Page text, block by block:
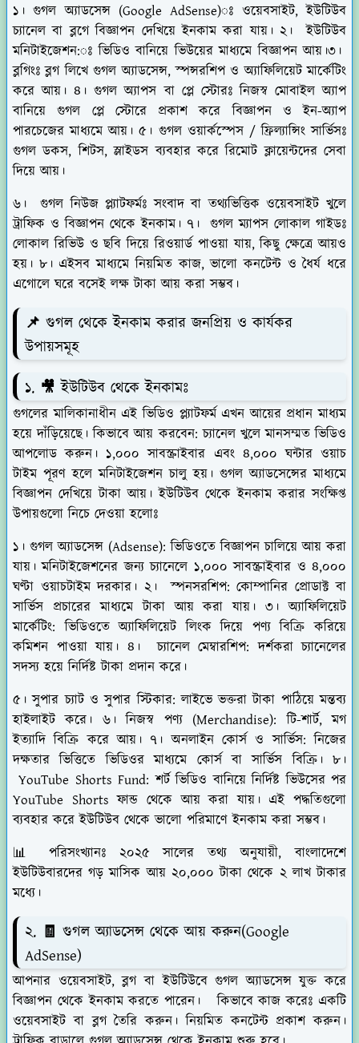
১। গুগল অ্যাডসেন্স (Google AdSense)ঃ ওয়েবসাইট, ইউটিউব
চ্যানেল বা ব্লগে বিজ্ঞাপন দেখিয়ে ইনকাম করা যায়। ২। ইউটিউব
মনিটাইজেশন:ঃ ভিডিও বানিয়ে ভিউয়ের মাধ্যমে বিজ্ঞাপন আয়।৩।
ব্লগিংঃ ব্লগ লিখে গুগল অ্যাডসেন্স, স্পন্সরশিপ ও অ্যাফিলিয়েট মার্কেটিং
করে আয়। ৪। গুগল অ্যাপস বা প্লে স্টোরঃ নিজস্ব মোবাইল অ্যাপ
বানিয়ে গুগল প্লে স্টোরে প্রকাশ করে বিজ্ঞাপন ও ইন-অ্যাপ
পারচেজের মাধ্যমে আয়। ৫। গুগল ওয়ার্কস্পেস / ফ্রিল্যান্সিং সার্ভিসঃ
গুগল ডকস, শিটস, স্লাইডস ব্যবহার করে রিমোট ক্লায়েন্টদের সেবা
দিয়ে আয়।
৬। গুগল নিউজ প্ল্যাটফর্মঃ সংবাদ বা তথ্যভিত্তিক ওয়েবসাইট খুলে
ট্রাফিক ও বিজ্ঞাপন থেকে ইনকাম। ৭। গুগল ম্যাপস লোকাল গাইডঃ
লোকাল রিভিউ ও ছবি দিয়ে রিওয়ার্ড পাওয়া যায়, কিছু ক্ষেত্রে আয়ও
হয়। ৮। এইসব মাধ্যমে নিয়মিত কাজ, ভালো কনটেন্ট ও ধৈর্য ধরে
এগোলে ঘরে বসেই লক্ষ টাকা আয় করা সম্ভব।
📌 গুগল থেকে ইনকাম করার জনপ্রিয় ও কার্যকর
উপায়সমূহ
১. 🎥 ইউটিউব থেকে ইনকামঃ
গুগলের মালিকানাধীন এই ভিডিও প্ল্যাটফর্ম এখন আয়ের প্রধান মাধ্যম
হয়ে দাঁড়িয়েছে। কিভাবে আয় করবেন: চ্যানেল খুলে মানসম্মত ভিডিও
আপলোড করুন। ১,০০০ সাবস্ক্রাইবার এবং ৪,০০০ ঘন্টার ওয়াচ
টাইম পূরণ হলে মনিটাইজেশন চালু হয়। গুগল অ্যাডসেন্সের মাধ্যমে
বিজ্ঞাপন দেখিয়ে টাকা আয়। ইউটিউব থেকে ইনকাম করার সংক্ষিপ্ত
উপায়গুলো নিচে দেওয়া হলোঃ
১। গুগল অ্যাডসেন্স (Adsense): ভিডিওতে বিজ্ঞাপন চালিয়ে আয় করা
যায়। মনিটাইজেশনের জন্য চ্যানেলে ১,০০০ সাবস্ক্রাইবার ও ৪,০০০
ঘণ্টা ওয়াচটাইম দরকার। ২।
স্পনসরশিপ: কোম্পানির প্রোডাক্ট বা
সার্ভিস প্রচারের মাধ্যমে টাকা আয় করা যায়। ৩। অ্যাফিলিয়েট
মার্কেটিং: ভিডিওতে অ্যাফিলিয়েট লিংক দিয়ে পণ্য বিক্রি করিয়ে
কমিশন পাওয়া যায়। ৪। চ্যানেল মেম্বারশিপ: দর্শকরা চ্যানেলের
সদস্য হয়ে নির্দিষ্ট টাকা প্রদান করে।
৫। সুপার চ্যাট ও সুপার স্টিকার: লাইভে ভক্তরা টাকা পাঠিয়ে মন্তব্য
হাইলাইট করে। ৬। নিজস্ব পণ্য (Merchandise): টি-শার্ট, মগ
ইত্যাদি বিক্রি করে আয়। ৭। অনলাইন কোর্স ও সার্ভিস: নিজের
দক্ষতার ভিত্তিতে ভিডিওর মাধ্যমে কোর্স বা সার্ভিস বিক্রি। ৮।
YouTube Shorts Fund: শর্ট ভিডিও বানিয়ে নির্দিষ্ট ভিউসের পর
YouTube Shorts ফান্ড থেকে আয় করা যায়। এই পদ্ধতিগুলো
ব্যবহার করে ইউটিউব থেকে ভালো পরিমাণে ইনকাম করা সম্ভব।
📊 পরিসংখ্যানঃ ২০২৫ সালের তথ্য অনুযায়ী, বাংলাদেশে
ইউটিউবারদের গড় মাসিক আয় ২০,০০০ টাকা থেকে ২ লাখ টাকার
মধ্যে।
২. 🧾 গুগল অ্যাডসেন্স থেকে আয় করুন(Google
AdSense)
আপনার ওয়েবসাইট, ব্লগ বা ইউটিউবে গুগল অ্যাডসেন্স যুক্ত করে
বিজ্ঞাপন থেকে ইনকাম করতে পারেন। কিভাবে কাজ করেঃ একটি
ওয়েবসাইট বা ব্লগ তৈরি করুন। নিয়মিত কনটেন্ট প্রকাশ করুন।